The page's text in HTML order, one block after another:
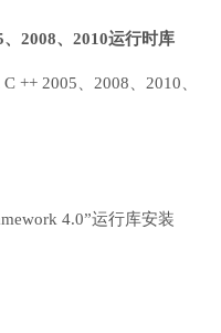
2008、2010运行时库
++ 2005、2008、2010、
4.0”运行库安装